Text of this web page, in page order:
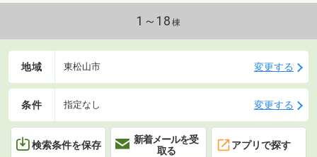
1～18 棟
地域 東松山市 変更する
条件 指定なし 変更する
検索条件を保存
新着メールを受
取る
アプリで探す